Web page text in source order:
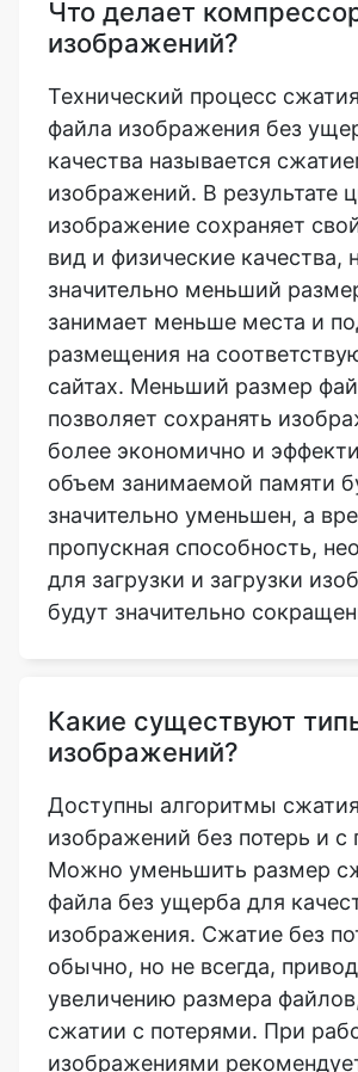
файла изображения без
качества называется сжатием
изображений. В результате
изображение сохраняет
вид и физические качества,
значительно меньший
занимает меньше места и
размещения на
сайтах. Меньший размер
позволяет сохранять
более экономично и
объем занимаемой памяти
значительно уменьшен, а
пропускная способность,
для загрузки и загрузки
будут значительно
Какие существуют
изображений без потерь и с
Можно уменьшить размер
файла без ущерба для
изображения. Сжатие без
обычно, но не всегда,
увеличению размера
сжатии с потерями. При
изображениями
использовать сжатие без
уменьшить количество
рекомпрессии. Алгоритмы